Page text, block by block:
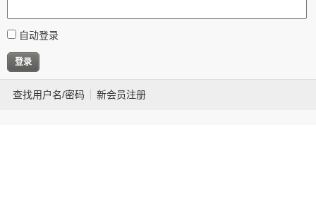
自动登录
查找用户名/密码 新会员注册